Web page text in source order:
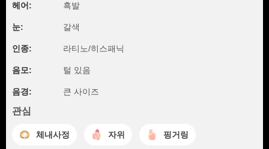
헤어: 흑발
눈: 갈색
인종: 라티노/히스패닉
음모: 털 있음
음경: 큰 사이즈
관심
체내사정 자위 핑거링